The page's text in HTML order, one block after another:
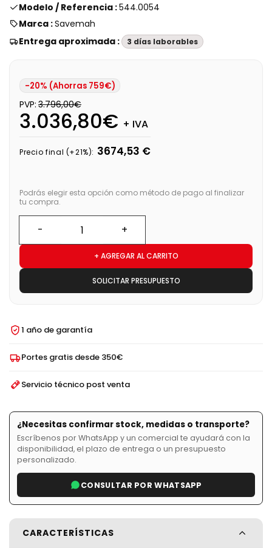
Modelo / Referencia :544.0054
Marca :Savemah
Entrega aproximada :
3 días laborables
-20% (Ahorras 759€)
PVP: 3.796,00€
3.036,80€ + IVA
Precio final (+21%): 3674,53 €
Podrás elegir esta opción como método de pago al finalizar
tu compra.
+ AGREGAR AL CARRITO
SOLICITAR PRESUPUESTO
1 año de garantía
Portes gratis desde 350€
Servicio técnico post venta
¿Necesitas confirmar stock, medidas o transporte?
Escríbenos por WhatsApp y un comercial te ayudará con la
disponibilidad, el plazo de entrega o un presupuesto
personalizado.
CONSULTAR POR WHATSAPP
CARACTERÍSTICAS